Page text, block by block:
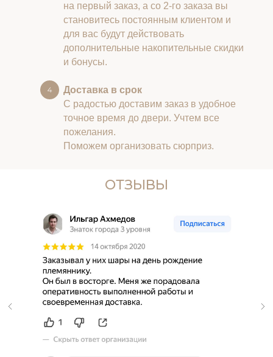
на первый заказ, а со 2-го заказа вы
становитесь постоянным клиентом и
для вас будут действовать
дополнительные накопительные скидки
и бонусы.
Доставка в срок
С радостью доставим заказ в удобное
точное время до двери. Учтем все
пожелания.
Поможем организовать сюрприз.
ОТЗЫВЫ